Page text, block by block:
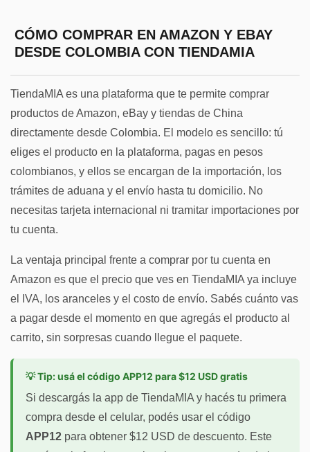
CÓMO COMPRAR EN AMAZON Y EBAY
DESDE COLOMBIA CON TIENDAMIA
TiendaMIA es una plataforma que te permite comprar
productos de Amazon, eBay y tiendas de China
directamente desde Colombia. El modelo es sencillo: tú
eliges el producto en la plataforma, pagas en pesos
colombianos, y ellos se encargan de la importación, los
trámites de aduana y el envío hasta tu domicilio. No
necesitas tarjeta internacional ni tramitar importaciones por
tu cuenta.
La ventaja principal frente a comprar por tu cuenta en
Amazon es que el precio que ves en TiendaMIA ya incluye
el IVA, los aranceles y el costo de envío. Sabés cuánto vas
a pagar desde el momento en que agregás el producto al
carrito, sin sorpresas cuando llegue el paquete.
💡 Tip: usá el código APP12 para $12 USD gratis
Si descargás la app de TiendaMIA y hacés tu primera
compra desde el celular, podés usar el código
APP12 para obtener $12 USD de descuento. Este